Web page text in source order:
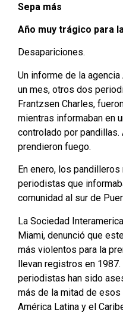
Sepa más
Año muy trágico para
Desapariciones.
Un informe de la
un mes, otros dos
Frantzsen Charles,
mientras informaban en
controlado por
prendieron fuego.
En enero, los
periodistas que
comunidad al sur de
La Sociedad
Miami, denunció que
más violentos para la
llevan registros en
periodistas han sido
más de la mitad de
América Latina y el